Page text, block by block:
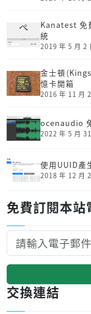
Kanatest 免
統
2019 年 5 月 2
金士頓
憶卡開箱
2016 年 11 月
ocenaudio
2022 年 5 月
使用UUID產
2018 年 12 月
免費訂閱本站
交換連結